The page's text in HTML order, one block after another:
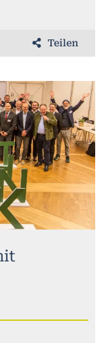
Teilen